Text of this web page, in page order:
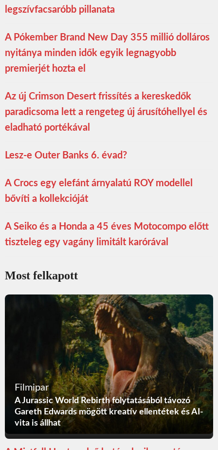
legszívfacsaróbb pillanata
A Pókember Brand New Day 355 millió dolláros
nyitánya minden idők egyik legnagyobb
premierjét hozta el
Az új Crimson Desert frissítés a kereskedők
paradicsoma lett a rengeteg új árusítóhellyel és
eladható portékával
Lesz-e Outer Banks 6. évad?
A Crocs egy elefánt árnyalatú ROY modellel
bővíti a kollekcióját
A Seiko és a Honda a 45 éves Motocompo előtt
tiszteleg egy vagány limitált karórával
Most felkapott
Filmipar
A Jurassic World Rebirth folytatásából távozó
Gareth Edwards mögött kreatív ellentétek és AI-
vita is állhat